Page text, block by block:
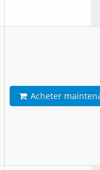
Acheter